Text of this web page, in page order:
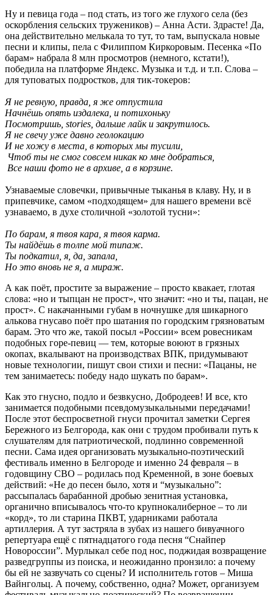
Ну и певица года – под стать, из того же глухого села (без
оскорбления сельских тружеников) – Анна Асти. Здрасте! Да,
она действительно мелькала то тут, то там, выпускала новые
песни и клипы, пела с Филиппом Киркоровым. Песенка «По
барам» набрала 8 млн просмотров (немного, кстати!),
победила на платформе Яндекс. Музыка и т.д. и т.п. Слова –
для туповатых подростков, для тик-токеров:
Я не ревную, правда, я же отпустила
Начнёшь опять издалека, и потихоньку
Посмотришь, stories, дальше лайк и закрутилось.
Я не свечу уже давно геолокацию
И не хожу в места, в которых мы тусили,
Чтоб ты не смог совсем никак ко мне добраться,
Все наши фото не в архиве, а в корзине.
Узнаваемые словечки, привычные тыканья в клаву. Ну, и в
припевчике, самом «подходящем» для нашего времени всё
узнаваемо, в духе столичной «золотой тусни»:
По барам, я твоя кара, я твоя карма.
Ты найдёшь в толпе мой типаж.
Ты подкатил, я, да, запала,
Но это вновь не я, а мираж.
А как поёт, простите за выражение – просто квакает, глотая
слова: «но и тыпцан не прост», что значит: «но и ты, пацан, не
прост». С накачанными губам в ночнушке для шикарного
алькова гнусаво поёт про шатания по городским грязноватым
барам. Это что же, такой посыл «России» всем ровесникам
подобных горе-певиц — тем, которые воюют в грязных
окопах, вкалывают на производствах ВПК, придумывают
новые технологии, пишут свои стихи и песни: «Пацаны, не
тем занимаетесь: победу надо шукать по барам».
Как это гнусно, подло и безвкусно, Добродеев! И все, кто
занимается подобными псевдомузыкальными передачами!
После этот беспросветной гнуси прочитал заметки Сергея
Бережного из Белгорода, как они с трудом пробивали путь к
слушателям для патриотической, подлинно современной
песни. Сама идея организовать музыкально-поэтический
фестиваль именно в Белгороде и именно 24 февраля – в
годовщину СВО – родилась под Кременной, в зоне боевых
действий: «Не до песен было, хотя и “музыкально”:
рассыпалась барабанной дробью зенитная установка,
органично вписывалось что-то крупнокалиберное – то ли
«корд», то ли старина ПКВТ, ударниками работала
артиллерия. А тут застряла в зубах из нашего бивуачного
репертуара ещё с пятнадцатого года песня “Снайпер
Новороссии”. Мурлыкал себе под нос, поджидая возвращение
разведгруппы из поиска, и неожиданно пронзило: а почему
бы ей не зазвучать со сцены? И исполнитель готов – Миша
Вайнгольц. А почему, собственно, одна? Может, организуем